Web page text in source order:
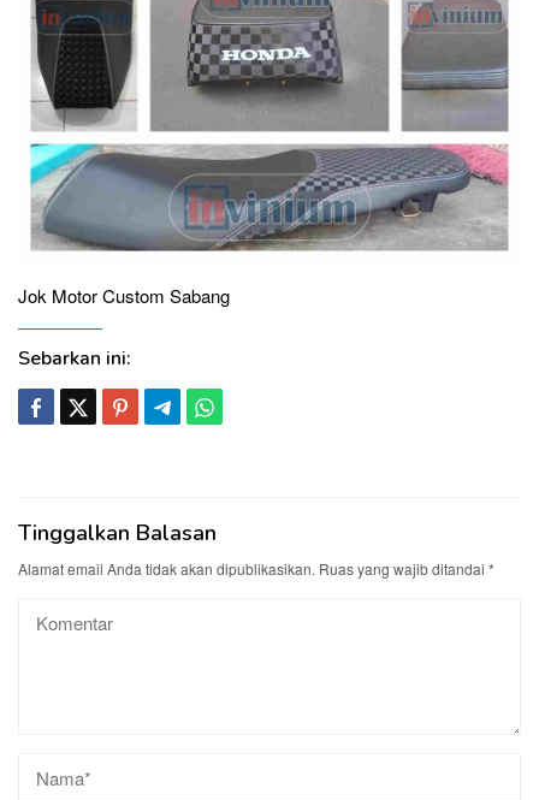
Jok Motor Custom Sabang
Sebarkan ini:
Tinggalkan Balasan
Alamat email Anda tidak akan dipublikasikan. Ruas yang wajib ditandai *